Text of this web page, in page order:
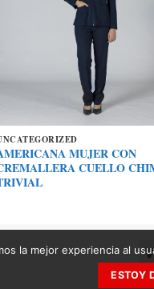
MUJER CON
CUELLO
la mejor experiencia al
ESTOY